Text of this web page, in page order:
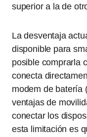
superior a la de
La desventaja
disponible para
posible comprarla
conecta
modem de batería
ventajas de
conectar los
esta limitación es